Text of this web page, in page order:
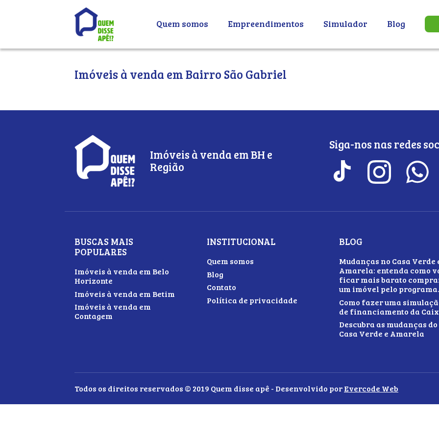
Quem somos Empreendimentos Simulador Blog
Imóveis à venda em Bairro São Gabriel
Imóveis à venda em BH e
Região
Siga-nos nas redes
BUSCAS MAIS
POPULARES
Imóveis à venda em Belo
Horizonte
Imóveis à venda em Betim
Imóveis à venda em
Contagem
INSTITUCIONAL
Quem somos
Blog
Contato
Política de privacidade
BLOG
Mudanças no Casa Verde
Amarela: entenda como
ficar mais barato
um imóvel pelo programa.
Como fazer uma
de financiamento da
Descubra as mudanças do
Casa Verde e Amarela
Todos os direitos reservados © 2019 Quem disse apê - Desenvolvido porEvercode Web